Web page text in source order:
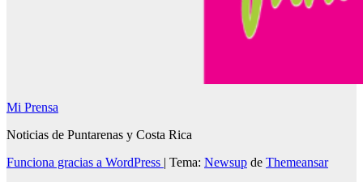
Mi Prensa
Noticias de Puntarenas y Costa Rica
Funciona gracias a WordPress | Tema: Newsup de Themeansar